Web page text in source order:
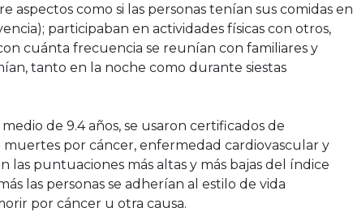
como si las personas tenían sus comidas en
participaban en actividades físicas con otros,
cuánta frecuencia se reunían con familiares y
tanto en la noche como durante siestas
de 9.4 años, se usaron certificados de
por cáncer, enfermedad cardiovascular y
las puntuaciones más altas y más bajas del índice
las personas se adherían al estilo de vida
por cáncer u otra causa.